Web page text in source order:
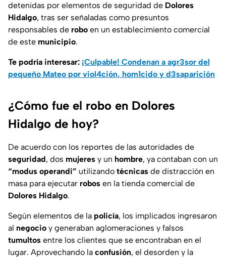
detenidas por elementos de seguridad de Dolores
Hidalgo, tras ser señaladas como presuntos
responsables de robo en un establecimiento comercial
de este municipio.
Te podría interesar: ¡Culpable! Condenan a agr3sor del
pequeño Mateo por viol4ción, hom1cido y d3saparición
¿Cómo fue el robo en Dolores
Hidalgo de hoy?
De acuerdo con los reportes de las autoridades de
seguridad, dos mujeres y un hombre, ya contaban con un
“modus operandi” utilizando técnicas de distracción en
masa para ejecutar robos en la tienda comercial de
Dolores Hidalgo.
Según elementos de la policía, los implicados ingresaron
al negocio y generaban aglomeraciones y falsos
tumultos entre los clientes que se encontraban en el
lugar. Aprovechando la confusión, el desorden y la